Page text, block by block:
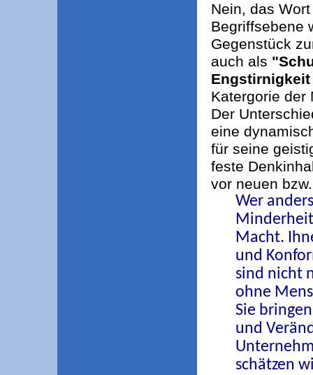
Nein, das
Begriffsebene
Gegenstück
auch als
Engstirnigkeit
Katergorie der
Der
eine
für seine
feste
vor neuen
Wer
Macht.
und
sind nicht
ohne
Sie
und
schätzen